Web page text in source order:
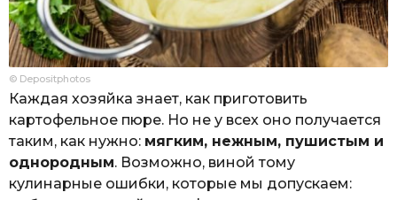
© Depositphotos
Каждая хозяйка знает, как приготовить
картофельное пюре. Но не у всех оно получается
таким, как нужно: мягким, нежным, пушистым и
однородным. Возможно, виной тому
кулинарные ошибки, которые мы допускаем: